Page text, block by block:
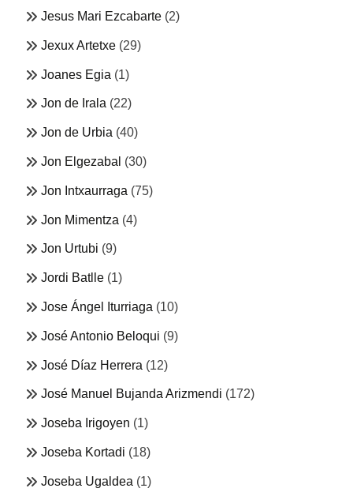
Jesus Mari Ezcabarte (2)
Jexux Artetxe (29)
Joanes Egia (1)
Jon de Irala (22)
Jon de Urbia (40)
Jon Elgezabal (30)
Jon Intxaurraga (75)
Jon Mimentza (4)
Jon Urtubi (9)
Jordi Batlle (1)
Jose Ángel Iturriaga (10)
José Antonio Beloqui (9)
José Díaz Herrera (12)
José Manuel Bujanda Arizmendi (172)
Joseba Irigoyen (1)
Joseba Kortadi (18)
Joseba Ugaldea (1)